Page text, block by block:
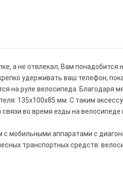
а не отвлекал, Вам
удерживать ваш телефон,
на руле велосипеда. Благодаря
135x100x85 мм. С таким
во время езды на
с мобильными аппаратами с
транспортных средств: